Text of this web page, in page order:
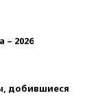
– 2026
добившиеся